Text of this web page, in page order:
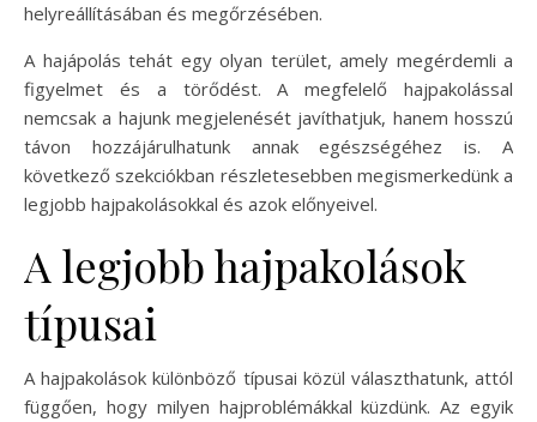
helyreállításában és megőrzésében.
A hajápolás tehát egy olyan terület, amely megérdemli a
figyelmet és a törődést. A megfelelő hajpakolással
nemcsak a hajunk megjelenését javíthatjuk, hanem hosszú
távon hozzájárulhatunk annak egészségéhez is. A
következő szekciókban részletesebben megismerkedünk a
legjobb hajpakolásokkal és azok előnyeivel.
A legjobb hajpakolások
típusai
A hajpakolások különböző típusai közül választhatunk, attól
függően, hogy milyen hajproblémákkal küzdünk. Az egyik